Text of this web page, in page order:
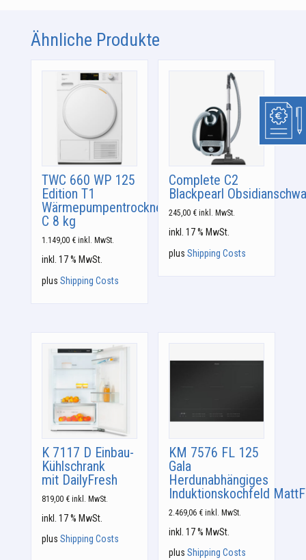
Ähnliche Produkte
TWC 660 WP 125
Edition T1
Wärmepumpentrockner:
C 8 kg
1.149,00 € inkl. MwSt.
inkl. 17 % MwSt.
plus Shipping Costs
Complete C2
Blackpearl
245,00 € inkl. MwSt.
inkl. 17 % MwSt.
plusShipping Costs
K 7117 D Einbau-
Kühlschrank
mit DailyFresh
819,00 € inkl. MwSt.
inkl. 17 % MwSt.
plus Shipping Costs
KM 7576 FL 125
Gala
Herdunabhängiges
Induktionskochfeld
2.469,06 € inkl. MwSt.
inkl. 17 % MwSt.
plusShipping Costs